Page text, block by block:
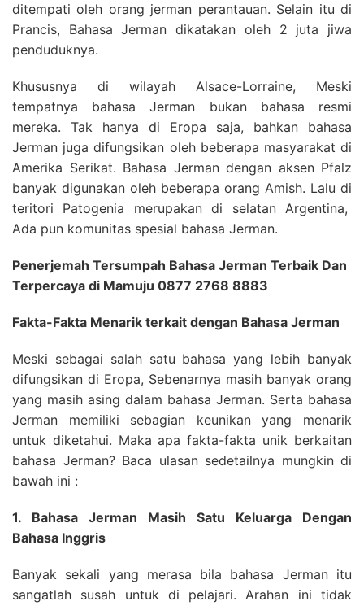
ditempati oleh orang jerman perantauan. Selain itu di
Prancis, Bahasa Jerman dikatakan oleh 2 juta jiwa
penduduknya.
Khususnya di wilayah Alsace-Lorraine, Meski
tempatnya bahasa Jerman bukan bahasa resmi
mereka. Tak hanya di Eropa saja, bahkan bahasa
Jerman juga difungsikan oleh beberapa masyarakat di
Amerika Serikat. Bahasa Jerman dengan aksen Pfalz
banyak digunakan oleh beberapa orang Amish. Lalu di
teritori Patogenia merupakan di selatan Argentina,
Ada pun komunitas spesial bahasa Jerman.
Penerjemah Tersumpah Bahasa Jerman Terbaik Dan
Terpercaya di Mamuju 0877 2768 8883
Fakta-Fakta Menarik terkait dengan Bahasa Jerman
Meski sebagai salah satu bahasa yang lebih banyak
difungsikan di Eropa, Sebenarnya masih banyak orang
yang masih asing dalam bahasa Jerman. Serta bahasa
Jerman memiliki sebagian keunikan yang menarik
untuk diketahui. Maka apa fakta-fakta unik berkaitan
bahasa Jerman? Baca ulasan sedetailnya mungkin di
bawah ini :
1. Bahasa Jerman Masih Satu Keluarga Dengan
Bahasa Inggris
Banyak sekali yang merasa bila bahasa Jerman itu
sangatlah susah untuk di pelajari. Arahan ini tidak